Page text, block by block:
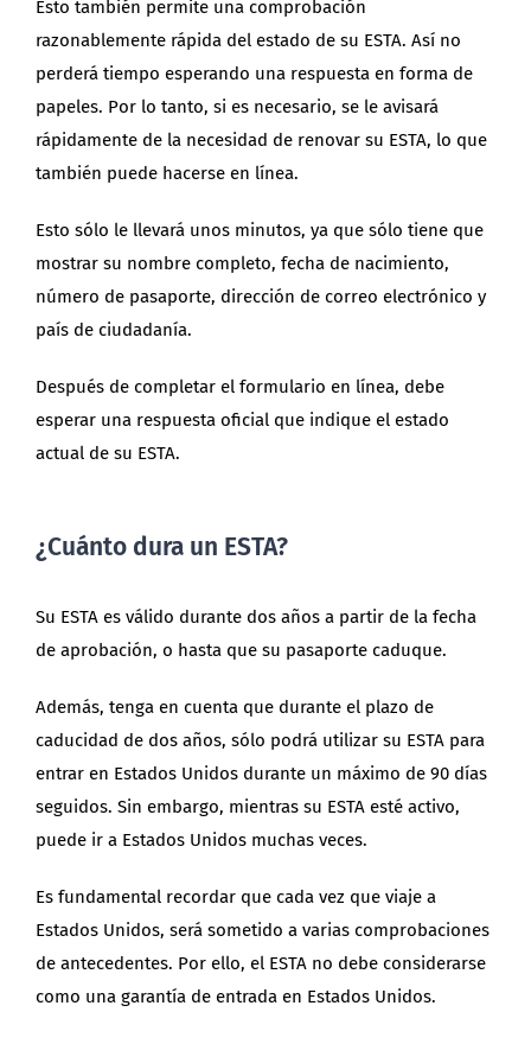
Esto también permite una comprobación
razonablemente rápida del estado de su ESTA. Así no
perderá tiempo esperando una respuesta en forma de
papeles. Por lo tanto, si es necesario, se le avisará
rápidamente de la necesidad de renovar su ESTA, lo que
también puede hacerse en línea.
Esto sólo le llevará unos minutos, ya que sólo tiene que
mostrar su nombre completo, fecha de nacimiento,
número de pasaporte, dirección de correo electrónico y
país de ciudadanía.
Después de completar el formulario en línea, debe
esperar una respuesta oficial que indique el estado
actual de su ESTA.
¿Cuánto dura un ESTA?
Su ESTA es válido durante dos años a partir de la fecha
de aprobación, o hasta que su pasaporte caduque.
Además, tenga en cuenta que durante el plazo de
caducidad de dos años, sólo podrá utilizar su ESTA para
entrar en Estados Unidos durante un máximo de 90 días
seguidos. Sin embargo, mientras su ESTA esté activo,
puede ir a Estados Unidos muchas veces.
Es fundamental recordar que cada vez que viaje a
Estados Unidos, será sometido a varias comprobaciones
de antecedentes. Por ello, el ESTA no debe considerarse
como una garantía de entrada en Estados Unidos.